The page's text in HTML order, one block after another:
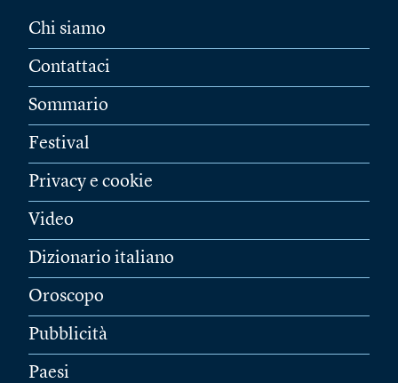
Chi siamo
Contattaci
Sommario
Festival
Privacy e cookie
Video
Dizionario italiano
Oroscopo
Pubblicità
Paesi